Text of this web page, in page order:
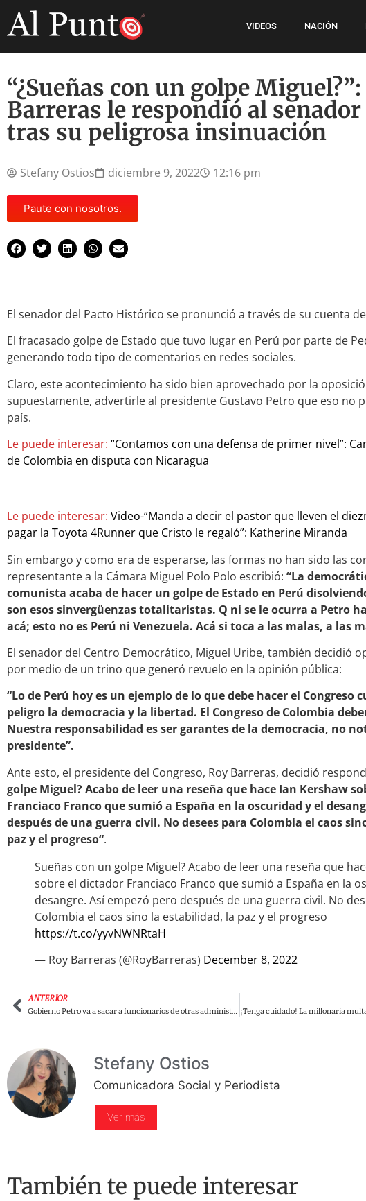
VIDEOS NACIÓN
“¿Sueñas con un golpe
Barreras le respondió al
tras su peligrosa insinuación
Stefany Ostios diciembre 9, 2022 12:16 pm
Paute con nosotros.
El senador del Pacto Histórico se pronunció a través de su cuenta
El fracasado golpe de Estado que tuvo lugar en Perú por parte de
generando todo tipo de comentarios en redes sociales.
Claro, este acontecimiento ha sido bien aprovechado por la
supuestamente, advertirle al presidente Gustavo Petro que eso no
país.
Le puede interesar: “Contamos con una defensa de primer nivel”:
de Colombia en disputa con Nicaragua
Le puede interesar: Video-“Manda a decir el pastor que lleven el
pagar la Toyota 4Runner que Cristo le regaló”: Katherine Miranda
Sin embargo y como era de esperarse, las formas no han sido las
representante a la Cámara Miguel Polo Polo escribió: “La
comunista acaba de hacer un golpe de Estado en Perú
son esos sinvergüenzas totalitaristas. Q ni se le ocurra a Petro
acá; esto no es Perú ni Venezuela. Acá si toca a las malas, a las
El senador del Centro Democrático, Miguel Uribe, también decidió
por medio de un trino que generó revuelo en la opinión pública:
“Lo de Perú hoy es un ejemplo de lo que debe hacer el Congreso
peligro la democracia y la libertad. El Congreso de Colombia
Nuestra responsabilidad es ser garantes de la democracia, no
presidente”.
Ante esto, el presidente del Congreso, Roy Barreras, decidió
golpe Miguel? Acabo de leer una reseña que hace Ian Kershaw
Franciaco Franco que sumió a España en la oscuridad y el
después de una guerra civil. No desees para Colombia el caos
paz y el progreso“.
Sueñas con un golpe Miguel? Acabo de leer una reseña que
sobre el dictador Franciaco Franco que sumió a España en la
desangre. Así empezó pero después de una guerra civil. No
Colombia el caos sino la estabilidad, la paz y el progreso
https://t.co/yyvNWNRtaH
— Roy Barreras (@RoyBarreras) December 8, 2022
ANTERIOR
Gobierno Petro va a sacar a funcionarios de otras administraciones. Uribismo denuncia persecución
Stefany Ostios
Comunicadora Social y Periodista
Ver más
También te puede interesar